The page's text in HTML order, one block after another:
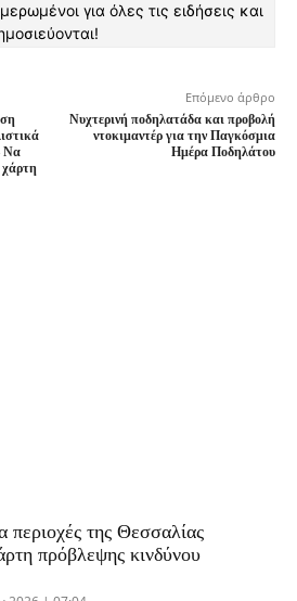
για όλες τις ειδήσεις και
Να
χάρτη
Επόμενο άρθρο
Νυχτερινή ποδηλατάδα και προβολή
ντοκιμαντέρ για την Παγκόσμια
Ημέρα Ποδηλάτου
περιοχές της Θεσσαλίας
πρόβλεψης κινδύνου